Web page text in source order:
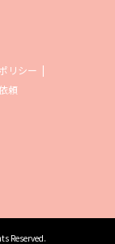
リシー
頼
Reserved.